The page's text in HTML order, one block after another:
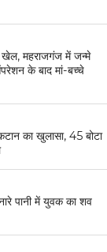
खेल, महराजगंज में जन्मे
के बाद मां-बच्चे
का खुलासा, 45 बोटा
पानी में युवक का शव